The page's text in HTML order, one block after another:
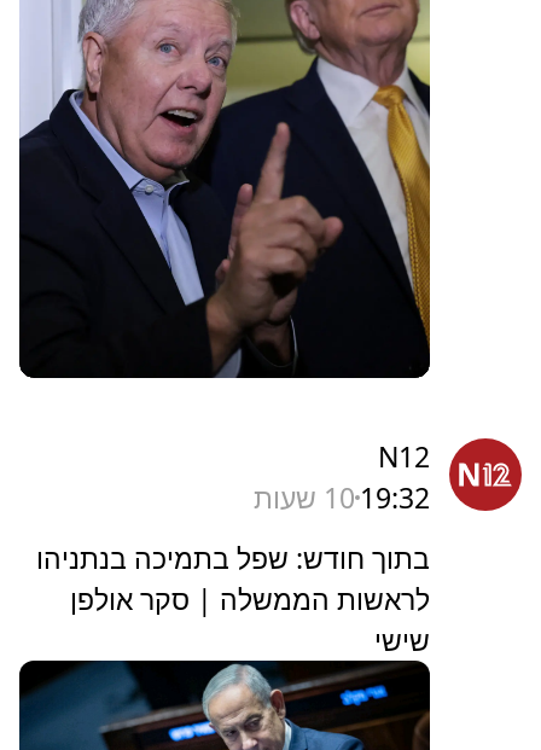
N12
19:32 10 שעות
בתוך חודש: שפל בתמיכה בנתניהו
לראשות הממשלה | סקר אולפן
שישי